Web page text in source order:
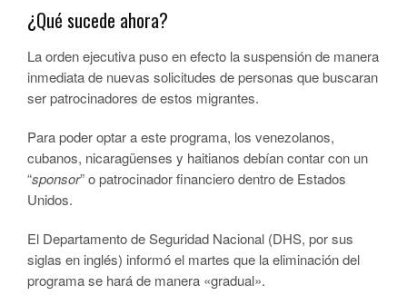
¿Qué sucede ahora?
La orden ejecutiva puso en efecto la suspensión de manera
inmediata de nuevas solicitudes de personas que buscaran
ser patrocinadores de estos migrantes.
Para poder optar a este programa, los venezolanos,
cubanos, nicaragüenses y haitianos debían contar con un
“sponsor” o patrocinador financiero dentro de Estados
Unidos.
El Departamento de Seguridad Nacional (DHS, por sus
siglas en inglés) informó el martes que la eliminación del
programa se hará de manera «gradual».